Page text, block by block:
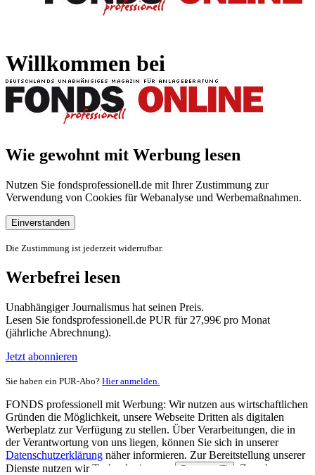
Willkommen bei
Wie gewohnt mit Werbung lesen
Nutzen Sie fondsprofessionell.de mit Ihrer Zustimmung zur
Verwendung von Cookies für Webanalyse und Werbemaßnahmen.
Einverstanden
Die Zustimmung ist jederzeit widerrufbar.
Werbefrei lesen
Unabhängiger Journalismus hat seinen Preis.
Lesen Sie fondsprofessionell.de PUR für 27,99€ pro Monat
(jährliche Abrechnung).
Jetzt abonnieren
Sie haben ein PUR-Abo? Hier anmelden.
FONDS professionell mit Werbung: Wir nutzen aus wirtschaftlichen
Gründen die Möglichkeit, unsere Webseite Dritten als digitalen
Werbeplatz zur Verfügung zu stellen. Über Verarbeitungen, die in
der Verantwortung von uns liegen, können Sie sich in unserer
Datenschutzerklärung näher informieren. Zur Bereitstellung unserer
Dienste nutzen wir Technologien von
Partnern (5)
. Zwecke: